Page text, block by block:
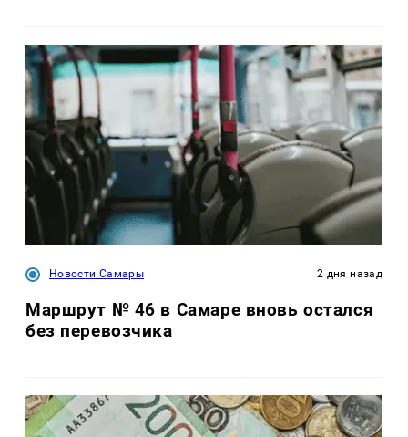
Новости Самары 2 дня назад
Маршрут № 46 в Самаре вновь остался
без перевозчика